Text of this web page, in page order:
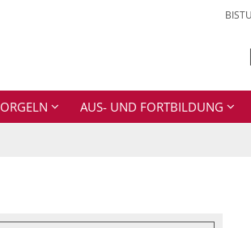
ORGELN AUS- UND FORTBILDUNG